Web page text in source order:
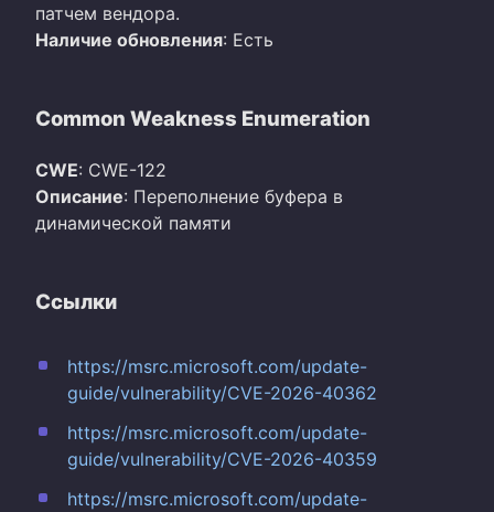
патчем вендора.
Наличие обновления: Есть
Common Weakness Enumeration
CWE: CWE-122
Описание: Переполнение буфера в
динамической памяти
Ссылки
https://msrc.microsoft.com/update-
guide/vulnerability/CVE-2026-40362
https://msrc.microsoft.com/update-
guide/vulnerability/CVE-2026-40359
https://msrc.microsoft.com/update-